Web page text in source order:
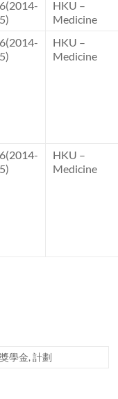
HKU –
Medicine
HKU –
Medicine
HKU –
Medicine
獎學金,計劃